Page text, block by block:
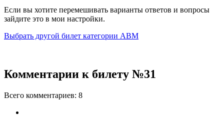
Если вы хотите перемешивать варианты ответов и вопросы
зайдите это в мои настройки.
Выбрать другой билет категории ABM
Комментарии к билету №31
Всего комментариев: 8